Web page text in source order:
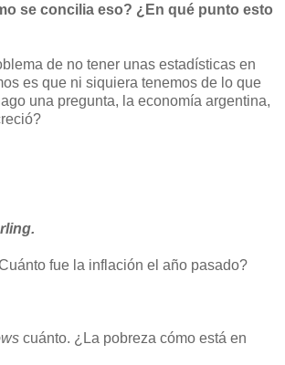
se concilia eso? ¿En qué punto esto
de no tener unas estadísticas en
es que ni siquiera tenemos de lo que
una pregunta, la economía argentina,
fue la inflación el año pasado?
cuánto. ¿La pobreza cómo está en